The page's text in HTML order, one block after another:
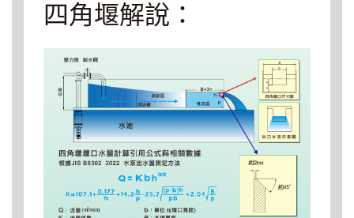
四角堰解說：